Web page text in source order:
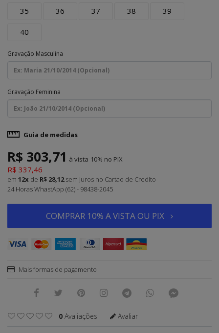
35 36 37 38 39
40
Gravação Masculina
Gravação Feminina
Guia de medidas
R$ 303,71 à vista 10%
R$ 337,46
em 12x de R$ 28,12 sem juros no Cartao de Credito
24 Horas WhastApp (62) - 98438-2045
COMPRAR 10% A VISTA OU PIX
Mais formas de pagamento
0 Avaliações Avaliar